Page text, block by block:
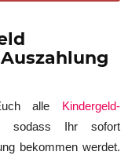
alle Kindergeld-
sodass Ihr sofort
bekommen werdet.